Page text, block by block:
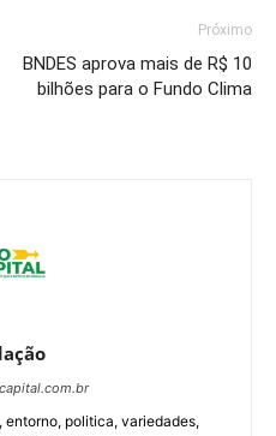
Próximo
BNDES aprova mais de R$ 10
bilhões para o Fundo Clima
entorno, politica, variedades,